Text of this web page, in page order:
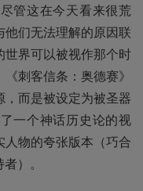
管这在今天看来很荒
们无法理解的原因联
界可以被视作那个时
《刺客信条：奥德赛》
而是被设定为被圣器
一个神话历史论的视
物的夸张版本（巧合
）。